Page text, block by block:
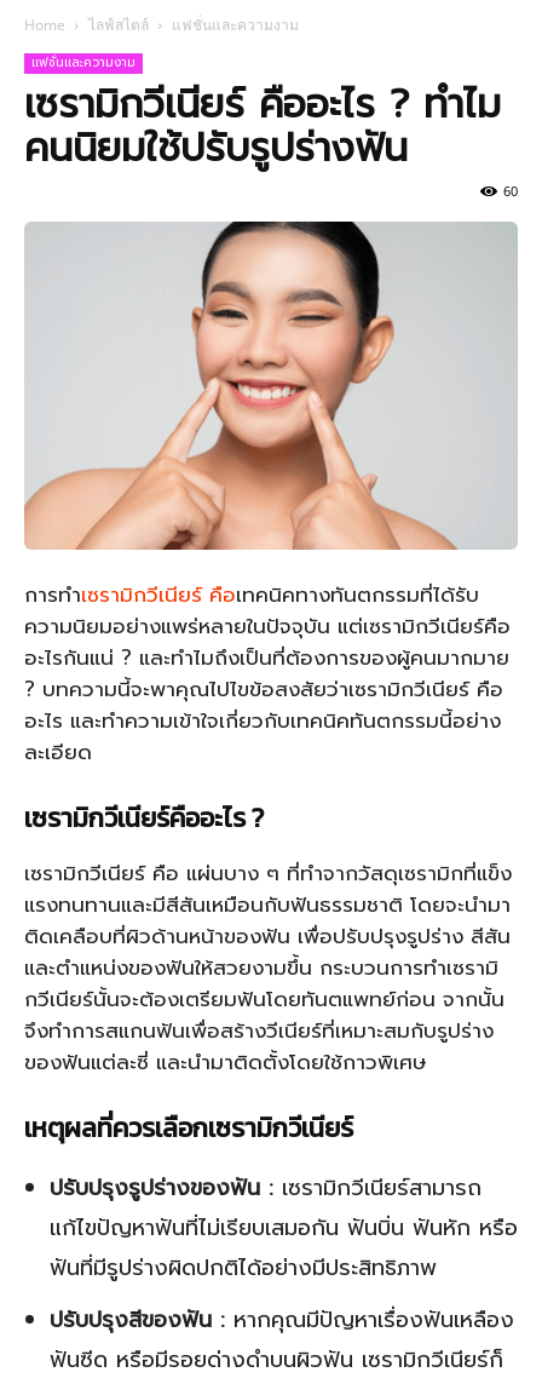
Home ไลฟ์สไตล์ แฟชั่นและความงาม
แฟชั่นและความงาม
เซรามิกวีเนียร์ คืออะไร ? ทำไม
คนนิยมใช้ปรับรูปร่างฟัน
60
การทำเซรามิกวีเนียร์ คือเทคนิคทางทันตกรรมที่ได้รับ
ความนิยมอย่างแพร่หลายในปัจจุบัน แต่เซรามิกวีเนียร์คือ
อะไรกันแน่ ? และทำไมถึงเป็นที่ต้องการของผู้คนมากมาย
? บทความนี้จะพาคุณไปไขข้อสงสัยว่าเซรามิกวีเนียร์ คือ
อะไร และทำความเข้าใจเกี่ยวกับเทคนิคทันตกรรมนี้อย่าง
ละเอียด
เซรามิกวีเนียร์คืออะไร ?
เซรามิกวีเนียร์ คือ แผ่นบาง ๆ ที่ทำจากวัสดุเซรามิกที่แข็ง
แรงทนทานและมีสีสันเหมือนกับฟันธรรมชาติ โดยจะนำมา
ติดเคลือบที่ผิวด้านหน้าของฟัน เพื่อปรับปรุงรูปร่าง สีสัน
และตำแหน่งของฟันให้สวยงามขึ้น กระบวนการทำเซรามิ
กวีเนียร์นั้นจะต้องเตรียมฟันโดยทันตแพทย์ก่อน จากนั้น
จึงทำการสแกนฟันเพื่อสร้างวีเนียร์ที่เหมาะสมกับรูปร่าง
ของฟันแต่ละซี่ และนำมาติดตั้งโดยใช้กาวพิเศษ
เหตุผลที่ควรเลือกเซรามิกวีเนียร์
ปรับปรุงรูปร่างของฟัน : เซรามิกวีเนียร์สามารถ
แก้ไขปัญหาฟันที่ไม่เรียบเสมอกัน ฟันบิ่น ฟันหัก หรือ
ฟันที่มีรูปร่างผิดปกติได้อย่างมีประสิทธิภาพ
ปรับปรุงสีของฟัน : หากคุณมีปัญหาเรื่องฟันเหลือง
ฟันซีด หรือมีรอยด่างดำบนผิวฟัน เซรามิกวีเนียร์ก็